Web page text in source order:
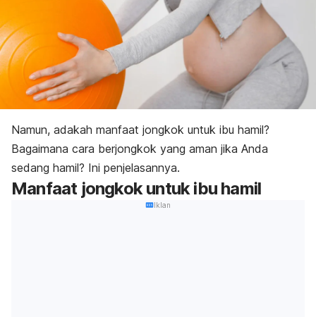
Namun, adakah manfaat jongkok untuk ibu hamil?
Bagaimana cara berjongkok yang aman jika Anda
sedang hamil? Ini penjelasannya.
Manfaat jongkok untuk ibu hamil
Iklan